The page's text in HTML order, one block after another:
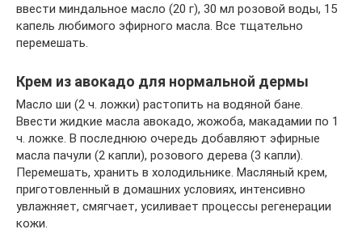
ввести миндальное масло (20 г), 30 мл розовой воды, 15
капель любимого эфирного масла. Все тщательно
перемешать.
Крем из авокадо для нормальной дермы
Масло ши (2 ч. ложки) растопить на водяной бане.
Ввести жидкие масла авокадо, жожоба, макадамии по 1
ч. ложке. В последнюю очередь добавляют эфирные
масла пачули (2 капли), розового дерева (3 капли).
Перемешать, хранить в холодильнике. Масляный крем,
приготовленный в домашних условиях, интенсивно
увлажняет, смягчает, усиливает процессы регенерации
кожи.